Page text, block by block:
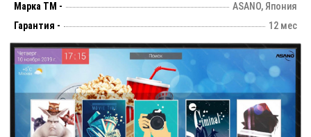
Марка ТМ -
ASANO, Япония
Гарантия -
12 мес